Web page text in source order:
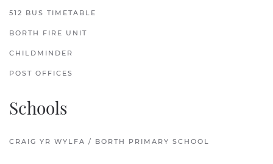
512 BUS TIMETABLE
BORTH FIRE UNIT
CHILDMINDER
POST OFFICES
Schools
CRAIG YR WYLFA / BORTH PRIMARY SCHOOL